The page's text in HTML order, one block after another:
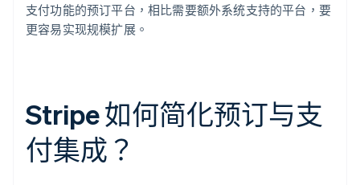
支付功能的预订平台，相比需要额外系统支持的平台，要
更容易实现规模扩展。
Stripe 如何简化预订与支
付集成？